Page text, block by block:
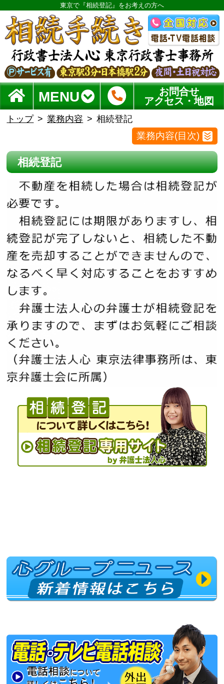
東京で『相続登記』をお考えの方へ
MENU
お問合せ
アクセス・地図
トップ 業務内容 相続登記
業務内容(目次)
相続登記